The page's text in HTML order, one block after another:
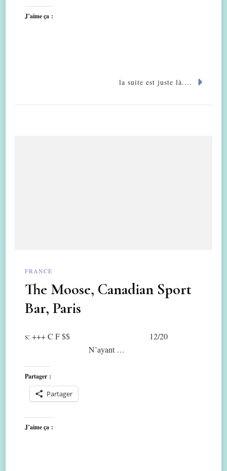
J’aime ça :
la suite est juste là....
FRANCE
The Moose, Canadian Sport
Bar, Paris
s: +++ C F $$ 12/20
N’ayant …
Partager :
Partager
J’aime ça :